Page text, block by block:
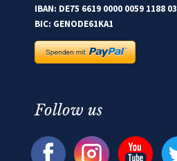
IBAN: DE75 6619 0000 0059 1188 03
BIC: GENODE61KA1
Follow us